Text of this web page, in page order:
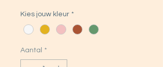
Kies jouw kleur *
Aantal *